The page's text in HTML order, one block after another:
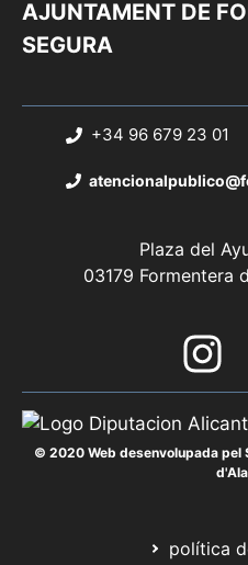
AJUNTAMENT DE
SEGURA
+34 96 679 23 01
Plaza del
03179 Formentera
© 2020 Web desenvolupada pel
política